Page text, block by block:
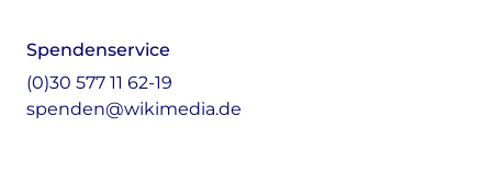
Spendenservice
(0)30 577 11 62-19
spenden@wikimedia.de